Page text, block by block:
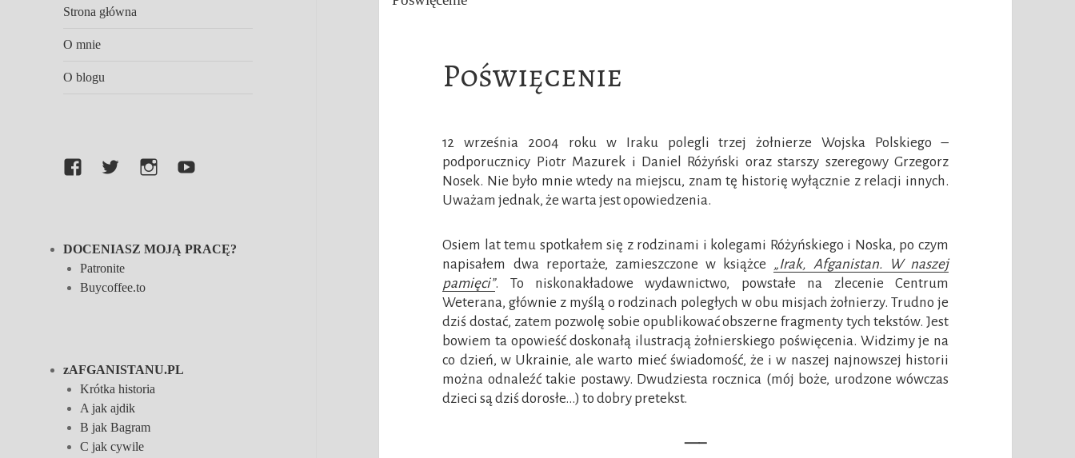
Strona główna
O mnie
O blogu
FacebookTwitterInstagramYouTube
DOCENIASZ MOJĄ PRACĘ?
Patronite
Buycoffee.to
zAFGANISTANU.PL
Krótka historia
A jak ajdik
B jak Bagram
C jak cywile
Poświęcenie
12 września 2004 roku w Iraku polegli trzej żołnierze Wojska Polskiego –
podporucznicy Piotr Mazurek i Daniel Różyński oraz starszy szeregowy Grzegorz
Nosek. Nie było mnie wtedy na miejscu, znam tę historię wyłącznie z relacji innych.
Uważam jednak, że warta jest opowiedzenia.
Osiem lat temu spotkałem się z rodzinami i kolegami Różyńskiego i Noska, po czym
napisałem dwa reportaże, zamieszczone w książce „Irak, Afganistan. W naszej
pamięci”. To niskonakładowe wydawnictwo, powstałe na zlecenie Centrum
Weterana, głównie z myślą o rodzinach poległych w obu misjach żołnierzy. Trudno je
dziś dostać, zatem pozwolę sobie opublikować obszerne fragmenty tych tekstów. Jest
bowiem ta opowieść doskonałą ilustracją żołnierskiego poświęcenia. Widzimy je na
co dzień, w Ukrainie, ale warto mieć świadomość, że i w naszej najnowszej historii
można odnaleźć takie postawy. Dwudziesta rocznica (mój boże, urodzone wówczas
dzieci są dziś dorosłe…) to dobry pretekst.
—–